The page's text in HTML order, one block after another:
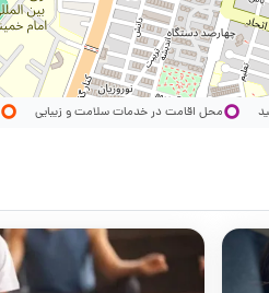
محل اقامت در خدمات سلامت و زیبایی